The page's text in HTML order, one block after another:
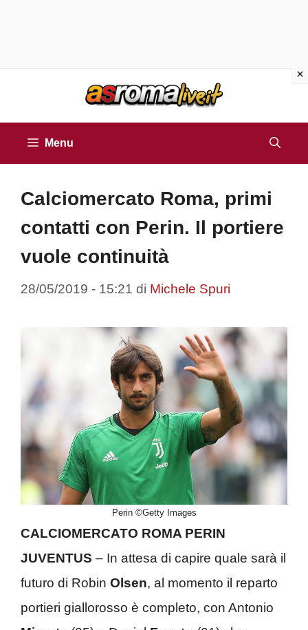
Menu
Calciomercato Roma, primi
contatti con Perin. Il portiere
vuole continuità
28/05/2019 - 15:21 di Michele Spuri
Perin ©Getty Images
CALCIOMERCATO ROMA PERIN
JUVENTUS – In attesa di capire quale sarà il
futuro di Robin Olsen, al momento il reparto
portieri giallorosso è completo, con Antonio